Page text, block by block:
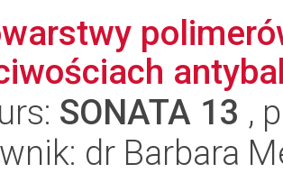
SONATA 13 ,
dr Barbara